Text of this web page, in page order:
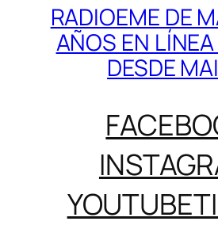
RADIOEME DE
AÑOS EN
DESDE
YOUTUBE